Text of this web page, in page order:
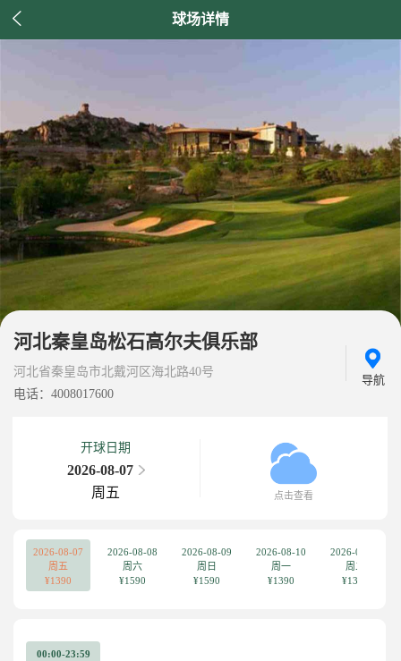
 球场详情
河北秦皇岛松石高尔夫俱乐部
河北省秦皇岛市北戴河区海北路40号
电话：4008017600
导航
开球日期
2026-08-07
周五
点击查看
2026-08-07
周五
¥1390
2026-08-08
周六
¥1590
2026-08-09
周日
¥1590
2026-08-10
周一
¥1390
2026-08-11
周二
¥1390
00:00-23:59